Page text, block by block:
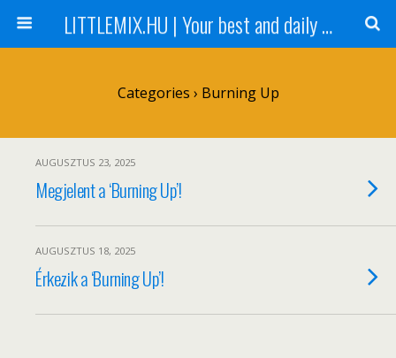
LITTLEMIX.HU | Your best and daily updated fansite about Little Mix
Categories › Burning Up
AUGUSZTUS 23, 2025
Megjelent a ‘Burning Up’!
AUGUSZTUS 18, 2025
Érkezik a ‘Burning Up’!